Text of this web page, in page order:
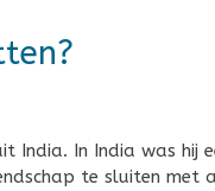
India. In India was hij
te sluiten met